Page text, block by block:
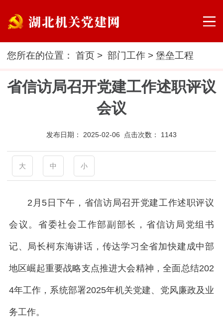
您所在的位置：首页 >部门工作 >堡垒工程
省信访局召开党建工作述职评议
会议
发布日期： 2025-02-06 点击次数： 1143
大 中 小
2月5日下午，省信访局召开党建工作述职评议
会议。省委社会工作部副部长，省信访局党组书
记、局长柯东海讲话，传达学习全省加快建成中部
地区崛起重要战略支点推进大会精神，全面总结202
4年工作，系统部署2025年机关党建、党风廉政及业
务工作。